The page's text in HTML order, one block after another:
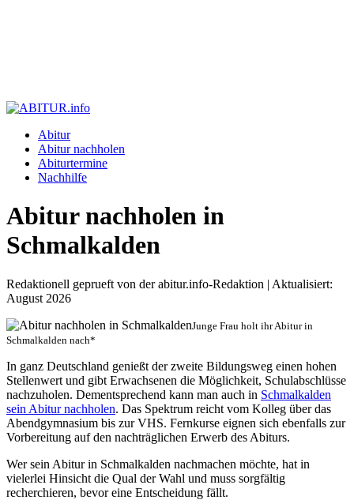
Abitur
Abitur nachholen
Abiturtermine
Nachhilfe
Abitur nachholen in
Schmalkalden
Redaktionell geprueft von der abitur.info-Redaktion | Aktualisiert:
August 2026
Junge Frau holt ihr Abitur in
Schmalkalden nach*
In ganz Deutschland genießt der zweite Bildungsweg einen hohen
Stellenwert und gibt Erwachsenen die Möglichkeit, Schulabschlüsse
nachzuholen. Dementsprechend kann man auch in Schmalkalden
sein Abitur nachholen. Das Spektrum reicht vom Kolleg über das
Abendgymnasium bis zur VHS. Fernkurse eignen sich ebenfalls zur
Vorbereitung auf den nachträglichen Erwerb des Abiturs.
Wer sein Abitur in Schmalkalden nachmachen möchte, hat in
vielerlei Hinsicht die Qual der Wahl und muss sorgfältig
recherchieren, bevor eine Entscheidung fällt.